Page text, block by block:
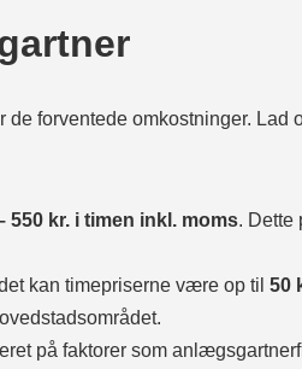
forventede omkostninger.
550 kr. i timen inkl. moms. Dette
kan timepriserne være op til 50
på faktorer som